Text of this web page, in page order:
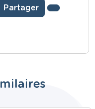
Partager